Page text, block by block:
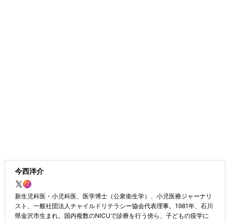
今西洋介
新生児科医・小児科医、医学博士（公衆衛生学）、小児医療ジャーナリ
スト、一般社団法人チャイルドリテラシー協会代表理事。1981年、石川
県金沢市生まれ。国内複数のNICUで診療を行う傍ら、子どもの疫学に